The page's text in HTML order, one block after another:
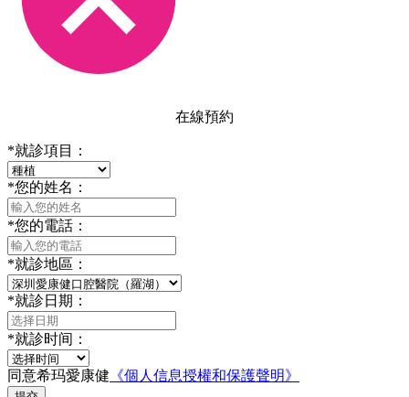
在線預約
*就診項目：
*您的姓名：
*您的電話：
*就診地區：
*就診日期：
*就診时间：
同意希玛愛康健 《個人信息授權和保護聲明》